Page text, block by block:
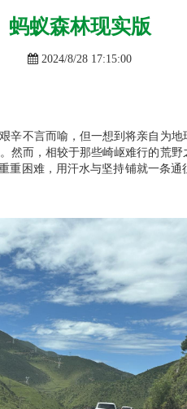
蚂蚁森林现实版
2024/8/28 17:15:00
辛不言而喻 ， 但一想到将亲自为地
然而，相较于那些崎岖难行的荒
重困难，用汗水与坚持铺就一条